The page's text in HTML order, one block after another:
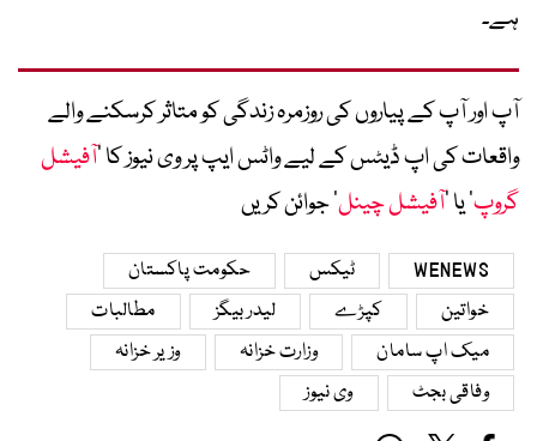
ہے۔
آپ اور آپ کے پیاروں کی روزمرہ زندگی کو متاثر کرسکنے والے
واقعات کی اپ ڈیٹس کے لیے واٹس ایپ پر وی نیوز کا ’آفیشل
گروپ‘ یا ’آفیشل چینل‘ جوائن کریں
WENEWS ٹیکس
حکومت پاکستان
خواتین
کپڑے لیدر بیگز
مطالبات
میک اپ سامان
وزارت خزانہ
وزیر خزانہ
وفاقی بجٹ
وی نیوز